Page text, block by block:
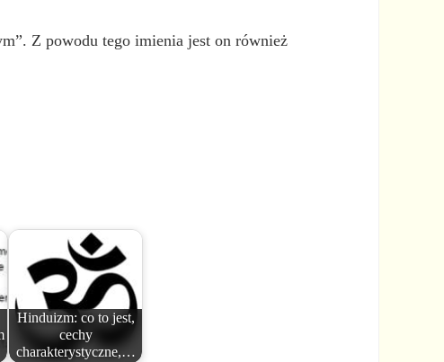
Z powodu tego imienia jest on również
Hinduizm: co to jest,
cechy
charakterystyczne,…